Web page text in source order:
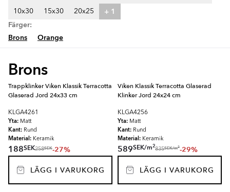
10x30 15x30 20x25
+ 1
Färger:
Brons
Orange
Brons
Trappklinker Viken Klassik Terracotta
Glaserad Jord 24x33 cm
KLGA4261
Yta: Matt
Kant: Rund
Material: Keramik
188SEK258SEK-27%
LÄGG I VARUKORG
Viken Klassik Terracotta Glaserad
Klinker Jord 24x24 cm
KLGA4256
Yta: Matt
Kant: Rund
Material: Keramik
589SEK/m2
835SEK/m2-29%
LÄGG I VARUKORG